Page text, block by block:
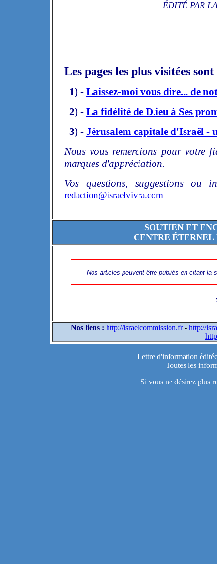
ÉDITÉ PAR
Les pages les plus visitées sont
1) - Laissez-moi vous dire... de
2) - La fidélité de D.ieu à Ses
3) - Jérusalem capitale d'Israël -
Nous vous remercions pour votre
marques d'appréciation.
Vos questions, suggestions ou
redaction@israelvivra.com
SOUTIEN ET
CENTRE
Nos articles peuvent être publiés en citant la
Nos liens : http://israelcommission.fr- http://
Lettre d'information
Toutes les
Si vous ne désirez plus